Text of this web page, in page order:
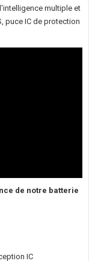
multiple et
puce IC de protection
de notre batterie
IC